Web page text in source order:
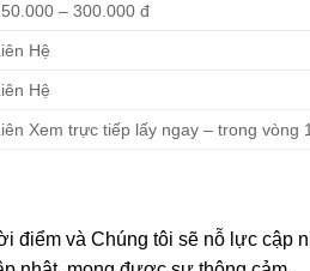
– 300.000 đ
Hệ
Hệ
Xem trực tiếp lấy ngay – trong vòng
điểm và Chúng tôi sẽ nỗ lực cập